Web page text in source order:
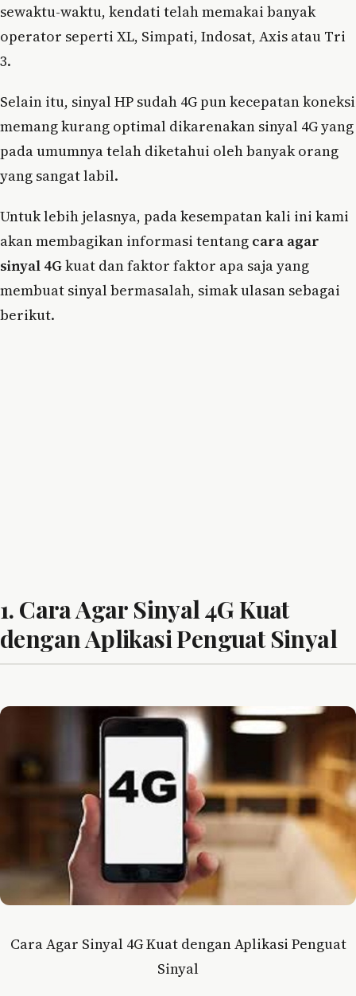
sewaktu-waktu, kendati telah memakai banyak
operator seperti XL, Simpati, Indosat, Axis atau Tri
3.
Selain itu, sinyal HP sudah 4G pun kecepatan koneksi
memang kurang optimal dikarenakan sinyal 4G yang
pada umumnya telah diketahui oleh banyak orang
yang sangat labil.
Untuk lebih jelasnya, pada kesempatan kali ini kami
akan membagikan informasi tentang cara agar
sinyal 4Gkuat dan faktor faktor apa saja yang
membuat sinyal bermasalah, simak ulasan sebagai
berikut.
1. Cara Agar Sinyal 4G Kuat
dengan Aplikasi Penguat Sinyal
Cara Agar Sinyal 4G Kuat dengan Aplikasi Penguat
Sinyal